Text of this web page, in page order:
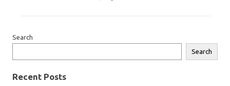
Search
Search
Recent Posts